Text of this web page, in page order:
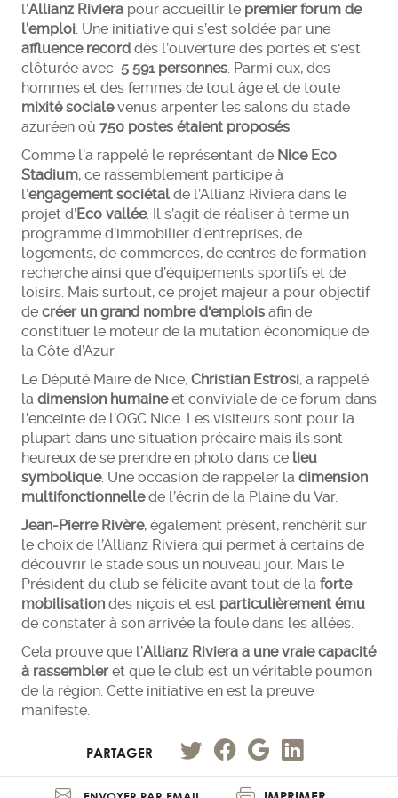
l’Allianz Riviera pour accueillir le premier forum de
l’emploi. Une initiative qui s’est soldée par une
affluence record dès l’ouverture des portes et s'est
clôturée avec 5 591 personnes. Parmi eux, des
hommes et des femmes de tout âge et de toute
mixité socialevenus arpenter les salons du stade
azuréen où 750 postes étaient proposés.
Comme l’a rappelé le représentant de Nice Eco
Stadium, ce rassemblement participe à
l’engagement sociétalde l’Allianz Riviera dans le
projet d’Eco vallée. Il s’agit de réaliser à terme un
programme d’immobilier d’entreprises, de
logements, de commerces, de centres de formation-
recherche ainsi que d’équipements sportifs et de
loisirs. Mais surtout, ce projet majeur a pour objectif
de créer un grand nombre d'emplois afin de
constituer le moteur de la mutation économique de
la Côte d’Azur.
Le Député Maire de Nice, Christian Estrosi, a rappelé
la dimension humaineet conviviale de ce forum dans
l’enceinte de l’OGC Nice. Les visiteurs sont pour la
plupart dans une situation précaire mais ils sont
heureux de se prendre en photo dans ce lieu
symbolique. Une occasion de rappeler la dimension
multifonctionnellede l’écrin de la Plaine du Var.
Jean-Pierre Rivère, également présent, renchérit sur
le choix de l’Allianz Riviera qui permet à certains de
découvrir le stade sous un nouveau jour. Mais le
Président du club se félicite avant tout de la forte
mobilisation des niçois et est particulièrement ému
de constater à son arrivée la foule dans les allées.
Cela prouve que l’Allianz Riviera a une vraie capacité
à rassembleret que le club est un véritable poumon
de la région. Cette initiative en est la preuve
manifeste.
PARTAGER